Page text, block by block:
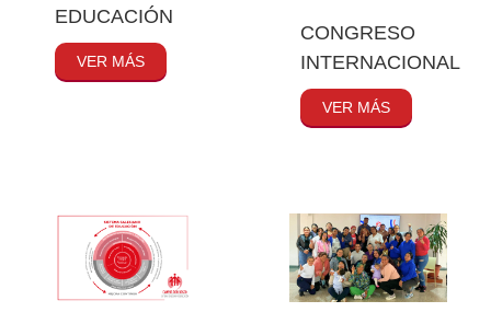
EDUCACIÓN
VER MÁS
CONGRESO
INTERNACIONAL
VER MÁS